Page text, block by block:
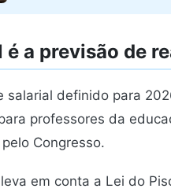
é a previsão de
salarial definido para
professores da
Congresso.
em conta a Lei do